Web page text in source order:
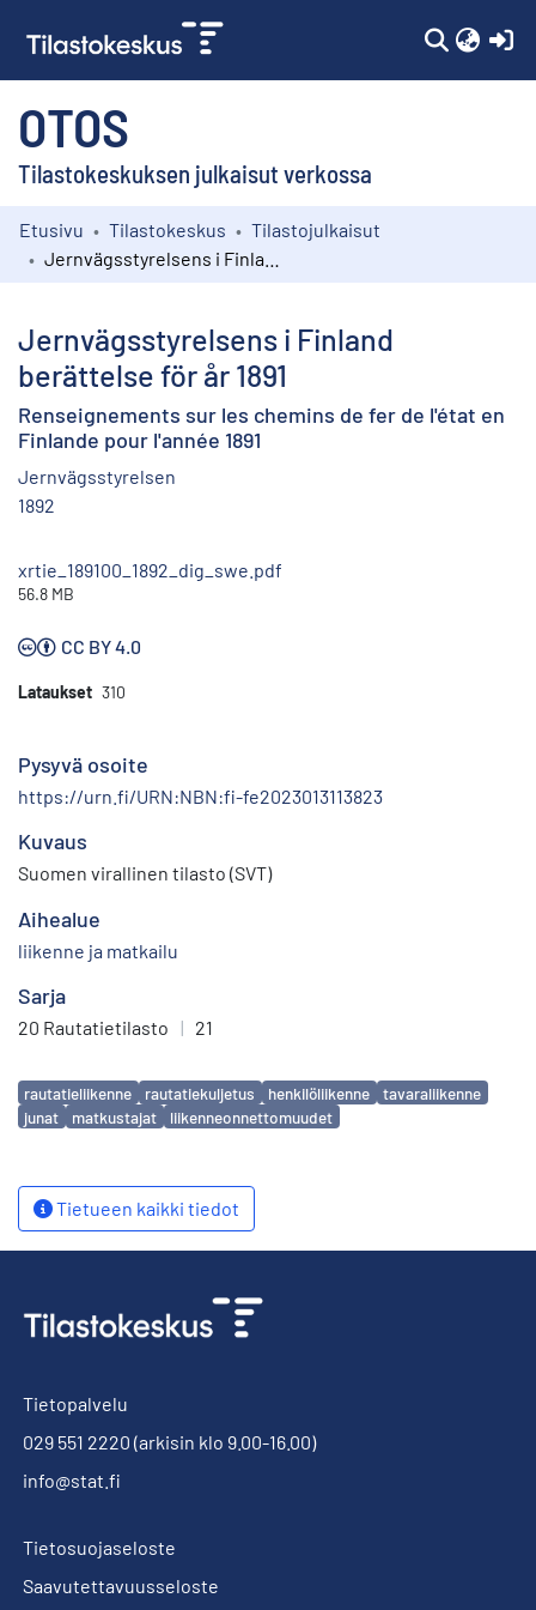
OTOS
Tilastokeskuksen julkaisut verkossa
Kokoelmat
Etusivu Tilastokeskus
Tilastojulkaisut
Jernvägsstyrelsens i Finland
berättelse för år 1891
Renseignements sur les chemins de fer de l'état en
Finlande pour l'année 1891
Jernvägsstyrelsen
1892
xrtie_189100_1892_dig_swe.pdf
56.8 MB
CC BY 4.0
Lataukset 310
Pysyvä osoite
https://urn.fi/URN:NBN:fi-fe2023013113823
Kuvaus
Suomen virallinen tilasto (SVT)
Aihealue
liikenne ja matkailu
Sarja
20 Rautatietilasto | 21
Avainsanat
rautatieliikenne rautatiekuljetus henkilöliikenne
tavaraliikenne
junat
matkustajat liikenneonnettomuudet
Tietueen kaikki tiedot
Tietopalvelu
029 551 2220 (arkisin klo 9.00-16.00)
info@stat.fi
Tietosuojaseloste
Saavutettavuusseloste